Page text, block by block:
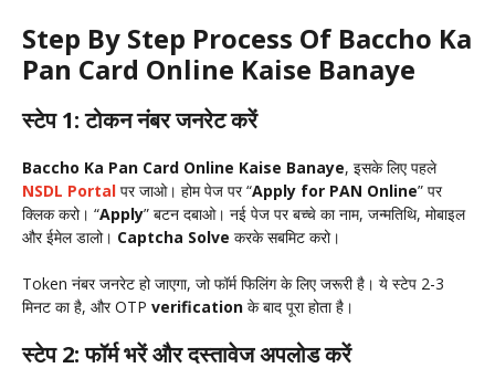
Step By Step Process Of Baccho Ka
Pan Card Online Kaise Banaye
स्टेप 1: टोकन नंबर जनरेट करें
Baccho Ka Pan Card Online Kaise Banaye, इसके लिए पहले
NSDL Portal पर जाओ। होम पेज पर “Apply for PAN Online” पर
क्लिक करो। “Apply” बटन दबाओ। नई पेज पर बच्चे का नाम, जन्मतिथि, मोबाइल
और ईमेल डालो। Captcha Solve करके सबमिट करो।
Token नंबर जनरेट हो जाएगा, जो फॉर्म फिलिंग के लिए जरूरी है। ये स्टेप 2-3
मिनट का है, और OTP verification के बाद पूरा होता है।
स्टेप 2: फॉर्म भरें और दस्तावेज अपलोड करें